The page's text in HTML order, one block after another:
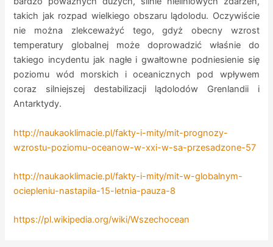
takich jak rozpad wielkiego obszaru lądolodu. Oczywiście
nie można zlekceważyć tego, gdyż obecny wzrost
temperatury globalnej może doprowadzić właśnie do
takiego incydentu jak nagłe i gwałtowne podniesienie się
poziomu wód morskich i oceanicznych pod wpływem
coraz silniejszej destabilizacji lądolodów Grenlandii i
Antarktydy.
http://naukaoklimacie.pl/fakty-i-mity/mit-prognozy-
wzrostu-poziomu-oceanow-w-xxi-w-sa-przesadzone-57
http://naukaoklimacie.pl/fakty-i-mity/mit-w-globalnym-
ociepleniu-nastapila-15-letnia-pauza-8
https://pl.wikipedia.org/wiki/Wszechocean